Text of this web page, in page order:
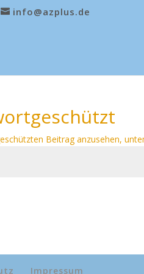
info@azplus.de
Beitrag anzusehen,
Impressum